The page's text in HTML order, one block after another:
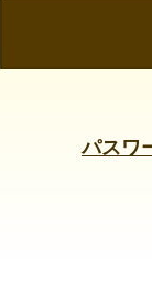
パスワ